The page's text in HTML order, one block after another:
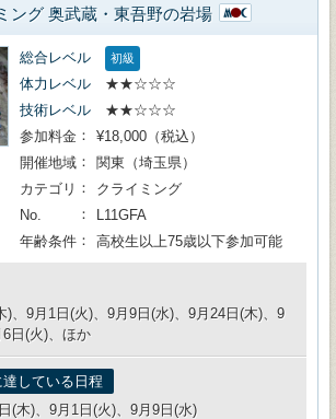
ング 奥武蔵・東吾野の岩場
総合レベル 初級
体力レベル
★★☆☆☆
技術レベル
★★☆☆☆
参加料金
¥18,000（税込）
開催地域
関東（埼玉県）
カテゴリ
クライミング
No.
L11GFA
年齢条件
高校生以上75歳以下参加可能
)、9月1日(火)、9月9日(水)、9月24日(木)、9
6日(火)、ほか
している日程
(木)、9月1日(火)、9月9日(水)